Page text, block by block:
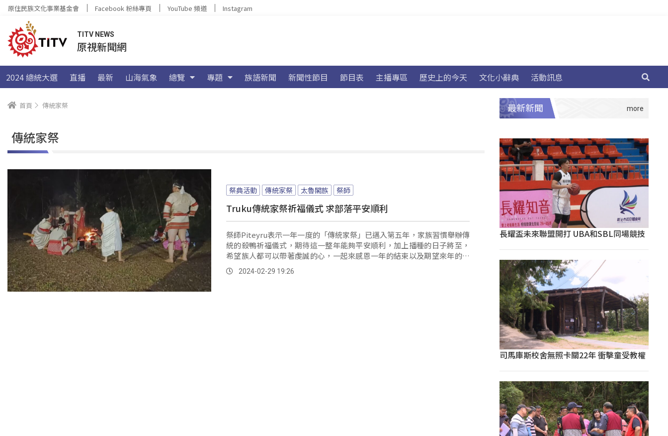
原住民族文化事業基金會 Facebook 粉絲專頁 YouTube 頻道 Instagram
TITV NEWS
原視新聞網
2024 總統大選 直播 最新 山海氣象 總覽 專題 族語新聞 新聞性節目 節目表 主播專區 歷史上的今天 文化小辭典 活動訊息
首頁 傳統家祭
傳統家祭
祭典活動 傳統家祭 太魯閣族 祭師
Truku傳統家祭祈福儀式 求部落平安順利
祭師Piteyru表示一年一度的「傳統家祭」已邁入第五年，家族習慣舉辦傳
統的殺鴨祈福儀式，期待這一整年能夠平安順利，加上播種的日子將至，
希望族人都可以帶著虔誠的心，一起來感恩一年的結束以及期望來年的順
利。2024-02-29 19:26
最新新聞
長耀盃未來聯盟開打 UBA和SBL同場競技
司馬庫斯校舍無照卡關22年 衝擊童受教權